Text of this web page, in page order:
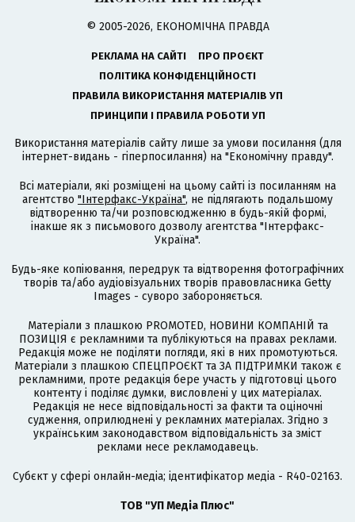
© 2005-2026, ЕКОНОМІЧНА ПРАВДА
РЕКЛАМА НА САЙТІ
ПРО ПРОЄКТ
ПОЛІТИКА КОНФІДЕНЦІЙНОСТІ
ПРАВИЛА ВИКОРИСТАННЯ МАТЕРІАЛІВ УП
ПРИНЦИПИ І ПРАВИЛА РОБОТИ УП
Використання матеріалів сайту лише за умови посилання (для
інтернет-видань - гіперпосилання) на "Економічну правду".
Всі матеріали, які розміщені на цьому сайті із посиланням на
агентство "Інтерфакс-Україна", не підлягають подальшому
відтворенню та/чи розповсюдженню в будь-якій формі,
інакше як з письмового дозволу агентства "Інтерфакс-
Україна".
Будь-яке копіювання, передрук та відтворення фотографічних
творів та/або аудіовізуальних творів правовласника Getty
Images - суворо забороняється.
Матеріали з плашкою PROMOTED, НОВИНИ КОМПАНІЙ та
ПОЗИЦІЯ є рекламними та публікуються на правах реклами.
Редакція може не поділяти погляди, які в них промотуються.
Матеріали з плашкою СПЕЦПРОЄКТ та ЗА ПІДТРИМКИ також є
рекламними, проте редакція бере участь у підготовці цього
контенту і поділяє думки, висловлені у цих матеріалах.
Редакція не несе відповідальності за факти та оціночні
судження, оприлюднені у рекламних матеріалах. Згідно з
українським законодавством відповідальність за зміст
реклами несе рекламодавець.
Cубєкт у сфері онлайн-медіа; ідентифікатор медіа - R40-02163.
ТОВ "УП Медіа Плюс"